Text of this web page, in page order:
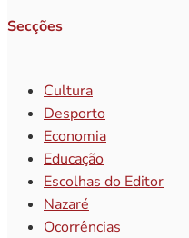
Secções
Cultura
Desporto
Economia
Educação
Escolhas do Editor
Nazaré
Ocorrências